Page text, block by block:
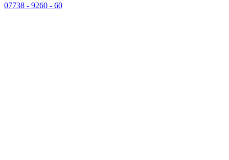
07738 - 9260 - 60